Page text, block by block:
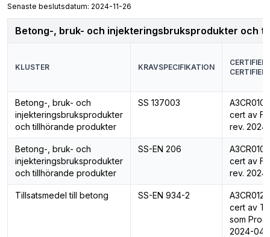
Senaste beslutsdatum: 2024-11-26
Betong-, bruk- och injekteringsbruksprodukter och
KLUSTER KRAVSPECIFIKATION
Betong-, bruk- och
injekteringsbruksprodukter
och tillhörande produkter
SS 137003
A3CR010
cert av
rev.
Betong-, bruk- och
injekteringsbruksprodukter
och tillhörande produkter
SS-EN 206
A3CR010
cert av
rev.
Tillsatsmedel till betong SS-EN 934-2
A3CR012
cert av
som
2024-04-